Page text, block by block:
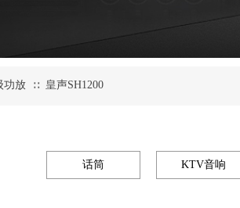
功放 ∷ 皇声SH1200
话筒 KTV音响